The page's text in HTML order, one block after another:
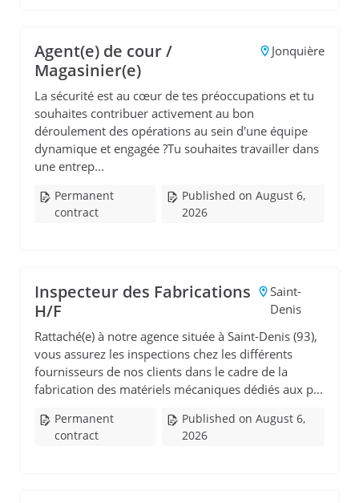
Agent(e) de cour /
Magasinier(e)
Jonquière
La sécurité est au cœur de tes préoccupations et tu
souhaites contribuer activement au bon
déroulement des opérations au sein d'une équipe
dynamique et engagée ?Tu souhaites travailler dans
une entrep...
Permanent
contract
Published on August 6,
2026
Inspecteur des Fabrications
H/F
Saint-
Denis
Rattaché(e) à notre agence située à Saint-Denis (93),
vous assurez les inspections chez les différents
fournisseurs de nos clients dans le cadre de la
fabrication des matériels mécaniques dédiés aux p...
Permanent
contract
Published on August 6,
2026